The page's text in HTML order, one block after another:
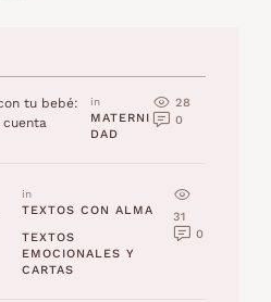
tu bebé:
in
MATERNI
DAD
28
0
in
TEXTOS CON ALMA
TEXTOS
EMOCIONALES Y
CARTAS
31
0